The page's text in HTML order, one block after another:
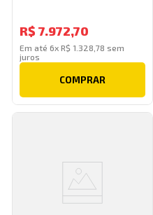
R$ 7.972,70
Em até6xR$ 1 328 ,78 sem
juros
COMPRAR